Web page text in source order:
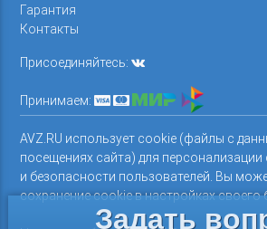
Гарантия
Контакты
Присоединяйтесь:
Принимаем:
AVZ.RU использует cookie (файлы с
посещениях сайта) для персонализации
и безопасности пользователей. Вы
сохранение cookie в настройках своего
Задать